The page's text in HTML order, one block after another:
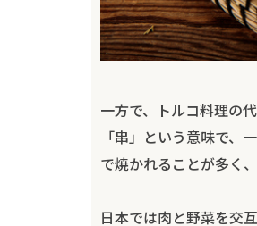
一方で、トルコ料理の
「串」という意味で
で焼かれることが多く
日本では肉と野菜を交